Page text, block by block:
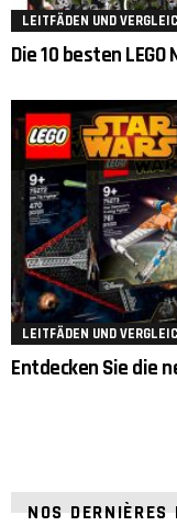
LEITFÄDEN UND
Die 10 besten
LEITFÄDEN UND
Entdecken Sie die
NOS